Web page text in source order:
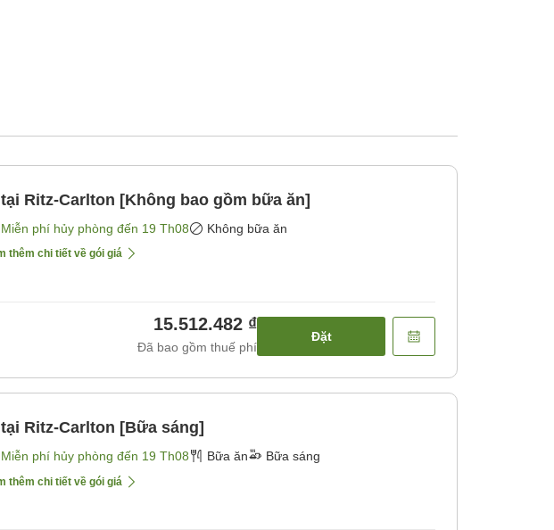
Ritz-Carlton [Không bao gồm bữa ăn]
Miễn phí hủy phòng đến 19 Th08 Không bữa ăn
thêm chi tiết về gói giá
15.512.482 ₫
Đã bao gồm thuế phí
Đặt
Ritz-Carlton [Bữa sáng]
Miễn phí hủy phòng đến 19 Th08 Bữa ăn Bữa sáng
thêm chi tiết về gói giá